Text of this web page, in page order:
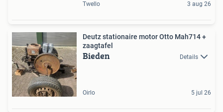
Twello 3 aug 26
Deutz stationaire motor Otto Mah714 +
zaagtafel
Bieden Details
Oirlo 5 jul 26